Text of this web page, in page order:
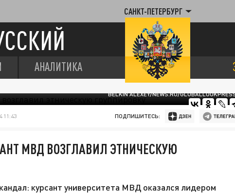
САНКТ-ПЕТЕРБУРГ
АНАЛИТИКА
BELKIN ALEXEY/NEWS.RU/
11:43 ПОДПИШИТЕСЬ:
МВД ВОЗГЛАВИЛ ЭТНИЧЕСКУЮ
курсант университета МВД оказался лидером